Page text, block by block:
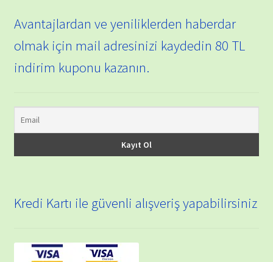
Avantajlardan ve yeniliklerden haberdar
olmak için mail adresinizi kaydedin 80 TL
indirim kuponu kazanın.
Kredi Kartı ile güvenli alışveriş yapabilirsiniz